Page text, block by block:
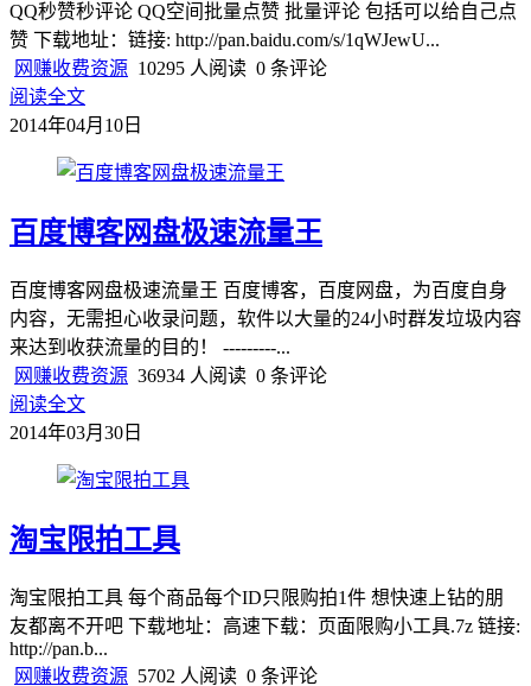
QQ秒赞秒评论 QQ空间批量点赞 批量评论 包括可以给自己点
赞 下载地址：链接: http://pan.baidu.com/s/1qWJewU...
网赚收费资源 10295 人阅读 0 条评论
阅读全文
2014年04月10日
百度博客网盘极速流量王
百度博客网盘极速流量王 百度博客，百度网盘，为百度自身
内容，无需担心收录问题，软件以大量的24小时群发垃圾内容
来达到收获流量的目的！ ---------...
网赚收费资源 36934 人阅读 0 条评论
阅读全文
2014年03月30日
淘宝限拍工具
淘宝限拍工具 每个商品每个ID只限购拍1件 想快速上钻的朋
友都离不开吧 下载地址：高速下载：页面限购小工具.7z 链接:
http://pan.b...
网赚收费资源 5702 人阅读 0 条评论